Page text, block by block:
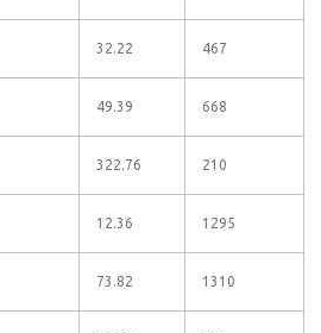
32.22 467
49.39 668
322.76 210
12.36 1295
73.82 1310